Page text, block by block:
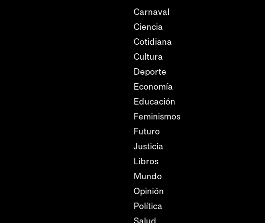
Carnaval
Ciencia
Cotidiana
Cultura
Deporte
Economía
Educación
Feminismos
Futuro
Justicia
Libros
Mundo
Opinión
Política